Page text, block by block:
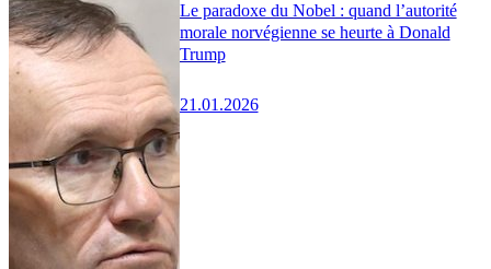
Le paradoxe du Nobel : quand l’autorité
morale norvégienne se heurte à Donald
Trump
21.01.2026